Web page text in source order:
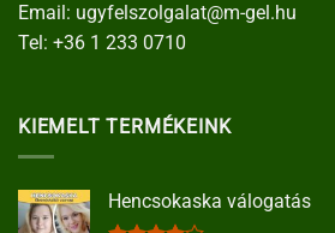
Email: ugyfelszolgalat@m-gel.hu
Tel: +36 1 233 0710
KIEMELT TERMÉKEINK
Hencsokaska válogatás